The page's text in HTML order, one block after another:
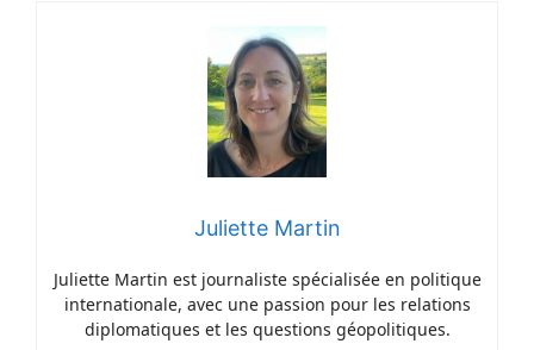
Juliette Martin
Juliette Martin est journaliste spécialisée en politique
internationale, avec une passion pour les relations
diplomatiques et les questions géopolitiques.